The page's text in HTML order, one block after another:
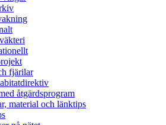
fjärilar
åtgärdsprogram
material och länktips